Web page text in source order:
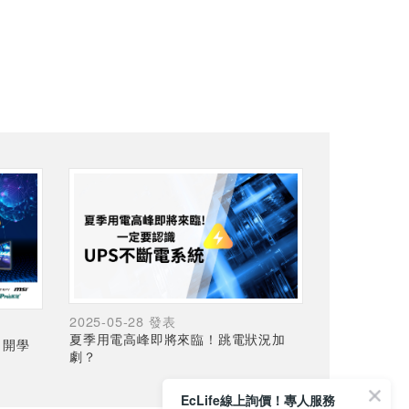
學
2025-05-28 發表
夏季用電高峰即將來臨！跳電狀況加
劇？
EcLife線上詢價！專人服務